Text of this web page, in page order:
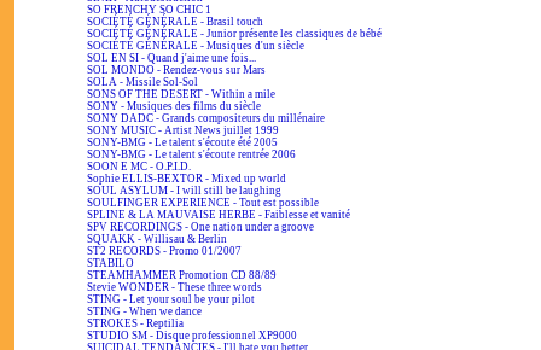
SO FRENCHY SO CHIC 1
SOCIÉTÉ GÉNÉRALE - Brasil touch
SOCIÉTÉ GÉNÉRALE - Junior présente les classiques de bébé
SOCIÉTÉ GÉNÉRALE - Musiques d'un siècle
SOL EN SI - Quand j'aime une fois...
SOL MONDO - Rendez-vous sur Mars
SOLA - Missile Sol-Sol
SONS OF THE DESERT - Within a mile
SONY - Musiques des films du siècle
SONY DADC - Grands compositeurs du millénaire
SONY MUSIC - Artist News juillet 1999
SONY-BMG - Le talent s'écoute été 2005
SONY-BMG - Le talent s'écoute rentrée 2006
SOON E MC - O.P.I.D.
Sophie ELLIS-BEXTOR - Mixed up world
SOUL ASYLUM - I will still be laughing
SOULFINGER EXPERIENCE - Tout est possible
SPLINE & LA MAUVAISE HERBE - Faiblesse et vanité
SPV RECORDINGS - One nation under a groove
SQUAKK - Willisau & Berlin
ST2 RECORDS - Promo 01/2007
STABILO
STEAMHAMMER Promotion CD 88/89
Stevie WONDER - These three words
STING - Let your soul be your pilot
STING - When we dance
STROKES - Reptilia
STUDIO SM - Disque professionnel XP9000
SUICIDAL TENDANCIES - I'll hate you better